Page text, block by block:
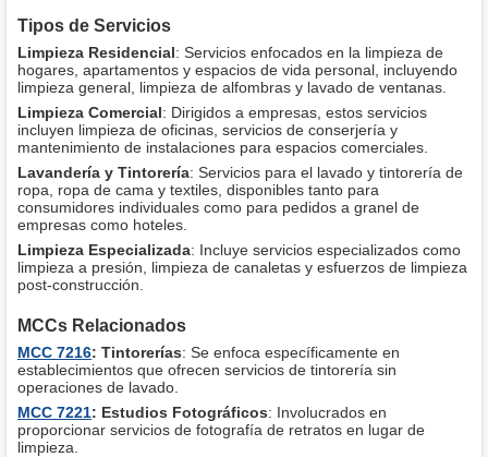
Tipos de Servicios
Limpieza Residencial: Servicios enfocados en la limpieza de
hogares, apartamentos y espacios de vida personal, incluyendo
limpieza general, limpieza de alfombras y lavado de ventanas.
Limpieza Comercial: Dirigidos a empresas, estos servicios
incluyen limpieza de oficinas, servicios de conserjería y
mantenimiento de instalaciones para espacios comerciales.
Lavandería y Tintorería: Servicios para el lavado y tintorería de
ropa, ropa de cama y textiles, disponibles tanto para
consumidores individuales como para pedidos a granel de
empresas como hoteles.
Limpieza Especializada: Incluye servicios especializados como
limpieza a presión, limpieza de canaletas y esfuerzos de limpieza
post-construcción.
MCCs Relacionados
MCC 7216: Tintorerías: Se enfoca específicamente en
establecimientos que ofrecen servicios de tintorería sin
operaciones de lavado.
MCC 7221: Estudios Fotográficos: Involucrados en
proporcionar servicios de fotografía de retratos en lugar de
limpieza.